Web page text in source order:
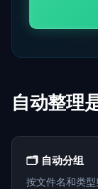
自动整理
🗂️ 自动分组
按文件名和类